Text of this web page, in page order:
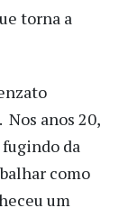
torna a
Nos anos 20,
da
como
um